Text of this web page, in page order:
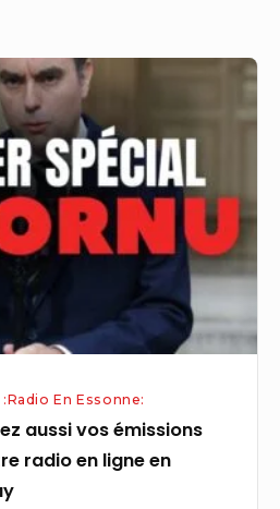
En Essonne:
aussi vos émissions
radio en ligne en